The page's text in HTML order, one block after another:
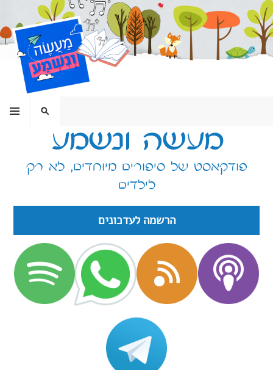
דילוג
לתוכן
מעשה ונשמע
פודקאסט של סיפורים מיוחדים, לא רק
לילדים
תפריט חיפוש
הרשמה לעדכונים